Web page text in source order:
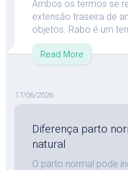
Ambos os termos se
extensão traseira de
objetos. Rabo é um
Read More
17/06/2026
Diferença parto
natural
O parto normal pode